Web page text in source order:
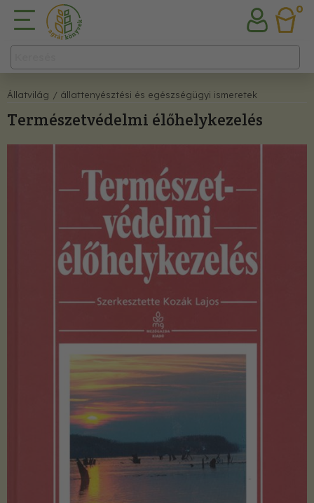
0
Állatvilág / állattenyésztési és egészségügyi ismeretek
Természetvédelmi élőhelykezelés